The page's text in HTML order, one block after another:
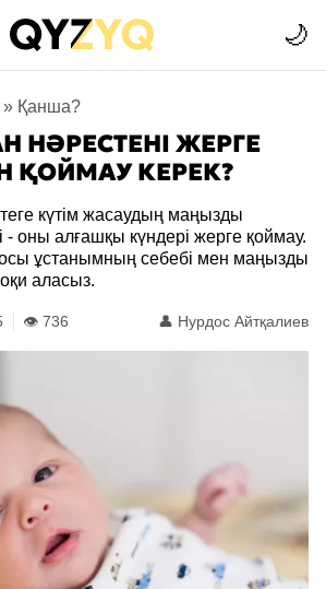
🌙
» Қанша?
НӘРЕСТЕНІ ЖЕРГЕ
ҚОЙМАУ КЕРЕК?
күтім жасаудың маңызды
- оны алғашқы күндері жерге қоймау.
осы ұстанымның себебі мен маңызды
аласыз.
👁️ 736 👤 Нурдос Айтқалиев